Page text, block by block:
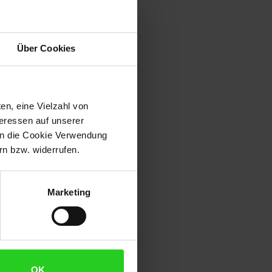
Über Cookies
eine Vielzahl von
auf unserer
die Cookie Verwendung
bzw. widerrufen.
Marketing
OK